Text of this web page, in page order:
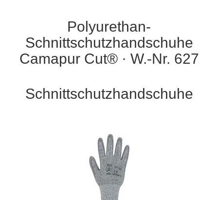
Polyurethan-
Schnittschutzhandschuhe
Camapur Cut® · W.-Nr. 627
Schnittschutzhandschuhe